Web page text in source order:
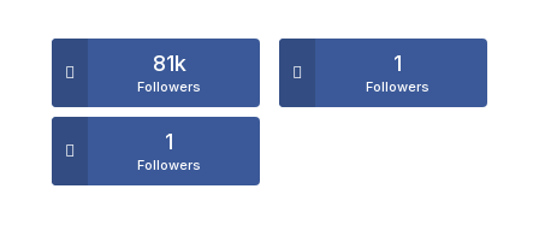
81k
Followers
1
Followers
1
Followers